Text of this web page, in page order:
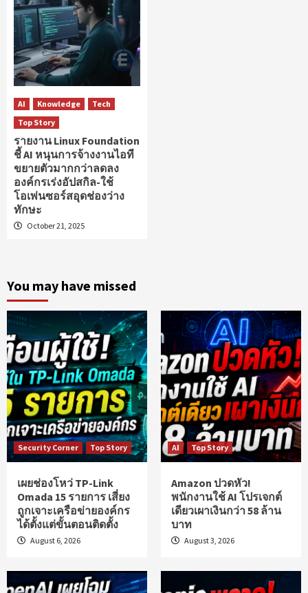
AI Knowledge
Tech
Top Story
รายงาน Linux Foundation
ชี้ AI หนุนการจ้างงานไอที
ขยายตัวมากกว่าลดลง
องค์กรเร่งอัปสกิล-ใช้
โอเพ่นซอร์สอุดช่องว่าง
ทักษะ
October 21, 2025
You may have missed
Security Corner Top Story
เผยช่องโหว่ TP-Link
Omada 15 รายการ เสี่ยง
ถูกเจาะเครือข่ายองค์กร
ได้ตั้งแต่ขั้นตอนติดตั้ง
August 6, 2026
AI Top Story
Amazon ปวดหัว!
พนักงานใช้ AI โปรเจกต์
เดียวเผาเงินกว่า 58 ล้าน
บาท
August 3, 2026